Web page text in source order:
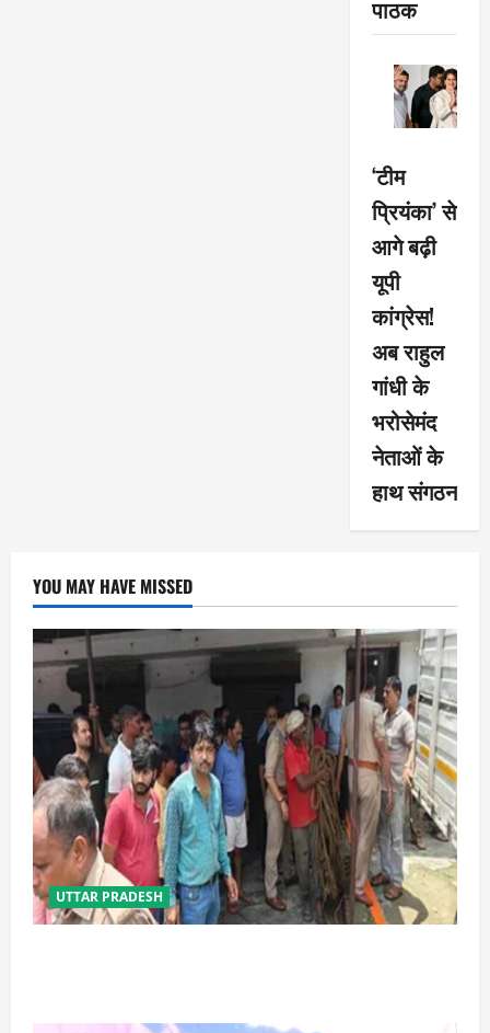
पाठक
‘टीम
प्रियंका’ से
आगे बढ़ी
यूपी
कांग्रेस!
अब राहुल
गांधी के
भरोसेमंद
नेताओं के
हाथ संगठन
YOU MAY HAVE MISSED
UTTAR PRADESH